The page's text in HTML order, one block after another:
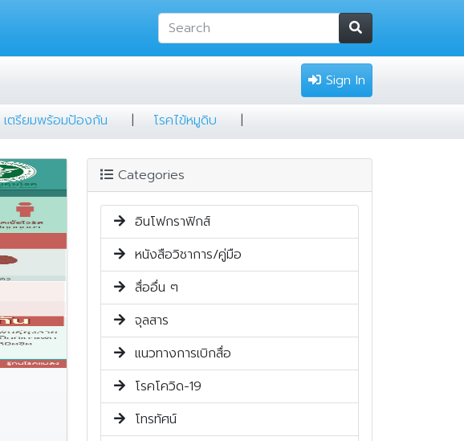
Sign In
ฝุ่น pm2.5 เตรียมพร้อมป้องกัน|โรคไข้หมูดิบ
Categories
อินโฟกราฟิกส์
หนังสือวิชาการ/คู่มือ
สื่ออื่น ๆ
จุลสาร
แนวทางการเบิกสื่อ
โรคโควิด-19
โทรทัศน์